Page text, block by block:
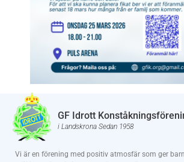
GF Idrott
i Landskrona Sedan 1958
Vi är en förening med positiv atmosfär som ger